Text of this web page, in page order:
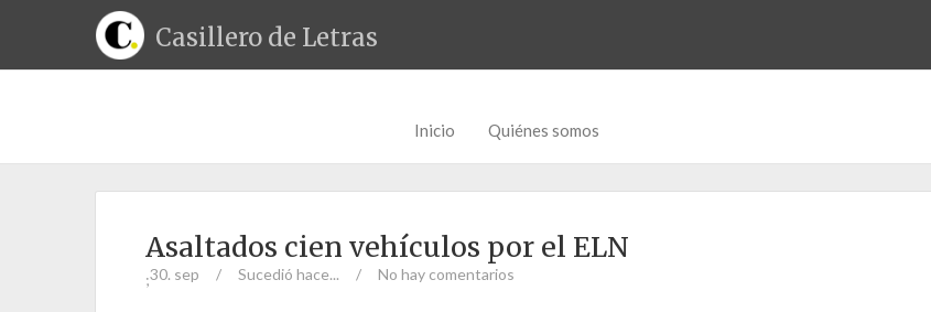
Casillero de Letras
Inicio Quiénes somos
Asaltados cien vehículos por el ELN
;30. sep / Sucedió hace... / No hay comentarios